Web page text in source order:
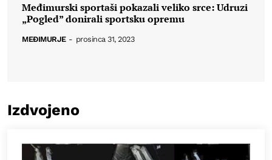
Međimurski sportaši pokazali veliko srce: Udruzi
„Pogled” donirali sportsku opremu
MEĐIMURJE - prosinca 31, 2023
Izdvojeno